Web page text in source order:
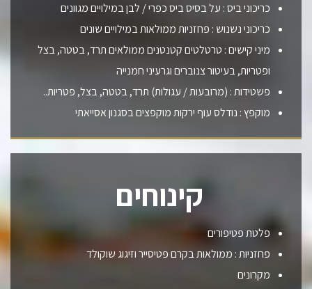
קינוחים
פלטת פטיפורים
פחזניות : ממולאות בקרם פטיסייר וזיגוג שוקולד
מקרונים
כריכוני ביס : על בסיס ביס כפרי / לבן במילויים מגוונים
כריכוני נשנוש : פחזניות ממולאות במילויים שונים
מיני קישים : טרטלטים קטנטנים ממולאים תרד, בטטה, בצל
ופטריות, בעיטור צנוברים וגרעיני חמנייה
פשטידות : (מרובעות / עגולות) תרד, בטטה, בצל, פטריות..
מוקפץ : נודלס עוף ירקות מוקפצים בסגנון אסייאתי